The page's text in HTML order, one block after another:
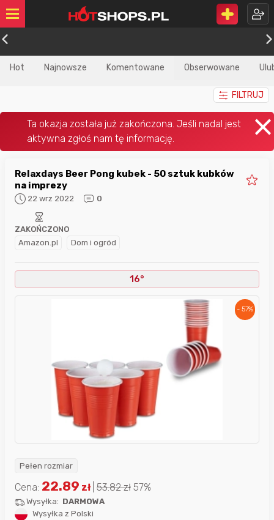
Hot Najnowsze Komentowane Obserwowane
FILTRUJ
Relaxdays Beer Pong kubek - 50 sztuk kubków
na imprezy
22 wrz 2022 0
Amazon.pl Dom i ogród
ZAKOŃCZONO
16°
- 57%
Pełen rozmiar
Cena: 22.89 zł 53.82zł 57%
Wysyłka: DARMOWA
Wysyłka z Polski